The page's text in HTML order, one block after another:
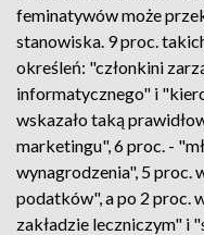
feminatywów może
stanowiska. 9 proc.
określeń: "członkini
informatycznego" i
wskazało taką
marketingu", 6 proc. -
wynagrodzenia", 5 proc.
podatków", a po 2 proc.
zakładzie leczniczym" i